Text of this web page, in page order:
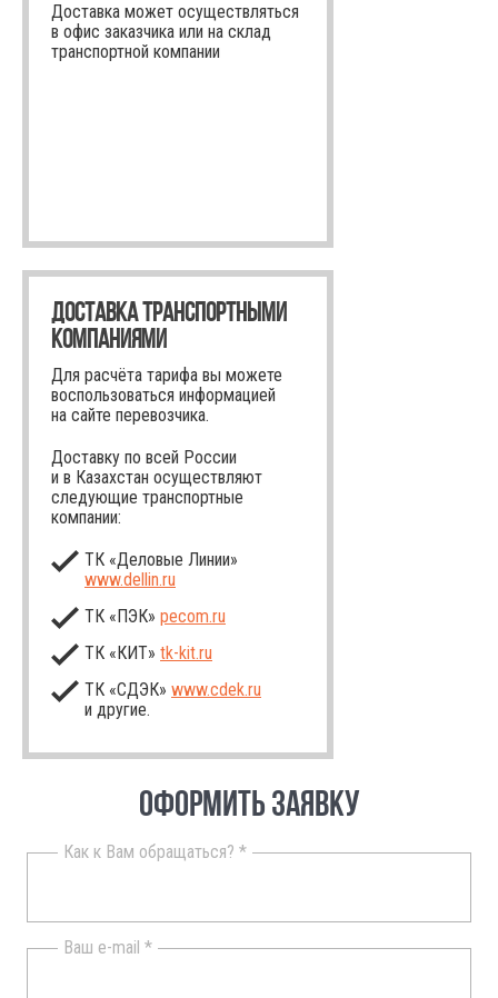
Доставка может осуществляться
в офис заказчика или на склад
транспортной компании
ДОСТАВКА ТРАНСПОРТНЫМИ
КОМПАНИЯМИ
Для расчёта тарифа вы можете
воспользоваться информацией
на сайте перевозчика.
Доставку по всей России
и в Казахстан осуществляют
следующие транспортные
компании:
ТК «Деловые Линии»
www.dellin.ru
ТК «ПЭК» pecom.ru
ТК «КИТ» tk-kit.ru
ТК «СДЭК» www.cdek.ru
и другие.
ОФОРМИТЬ ЗАЯВКУ
Как к Вам обращаться? *
Ваш e-mail *